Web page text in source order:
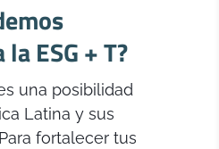
ESG + T?
una posibilidad
Latina y sus
fortalecer tus